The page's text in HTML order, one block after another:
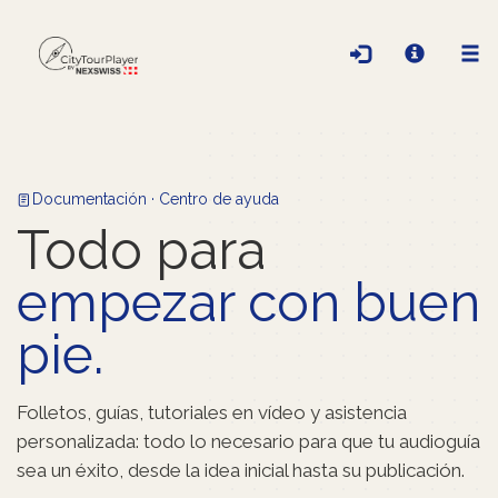
Documentación · Centro de ayuda
Todo para
empezar con buen
pie.
Folletos, guías, tutoriales en vídeo y asistencia
personalizada: todo lo necesario para que tu audioguía
sea un éxito, desde la idea inicial hasta su publicación.